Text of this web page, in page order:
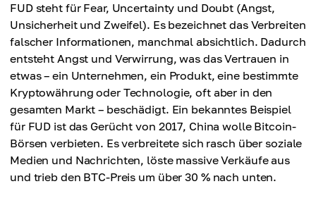
FUD steht für Fear, Uncertainty und Doubt (Angst,
Unsicherheit und Zweifel). Es bezeichnet das Verbreiten
falscher Informationen, manchmal absichtlich. Dadurch
entsteht Angst und Verwirrung, was das Vertrauen in
etwas – ein Unternehmen, ein Produkt, eine bestimmte
Kryptowährung oder Technologie, oft aber in den
gesamten Markt – beschädigt. Ein bekanntes Beispiel
für FUD ist das Gerücht von 2017, China wolle Bitcoin-
Börsen verbieten. Es verbreitete sich rasch über soziale
Medien und Nachrichten, löste massive Verkäufe aus
und trieb den BTC-Preis um über 30 % nach unten.